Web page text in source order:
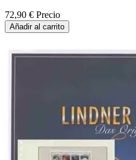
72,90 € Precio
Añadir al carrito